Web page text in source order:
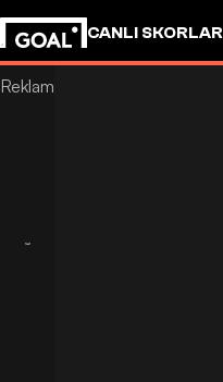
CANLI SKORLAR